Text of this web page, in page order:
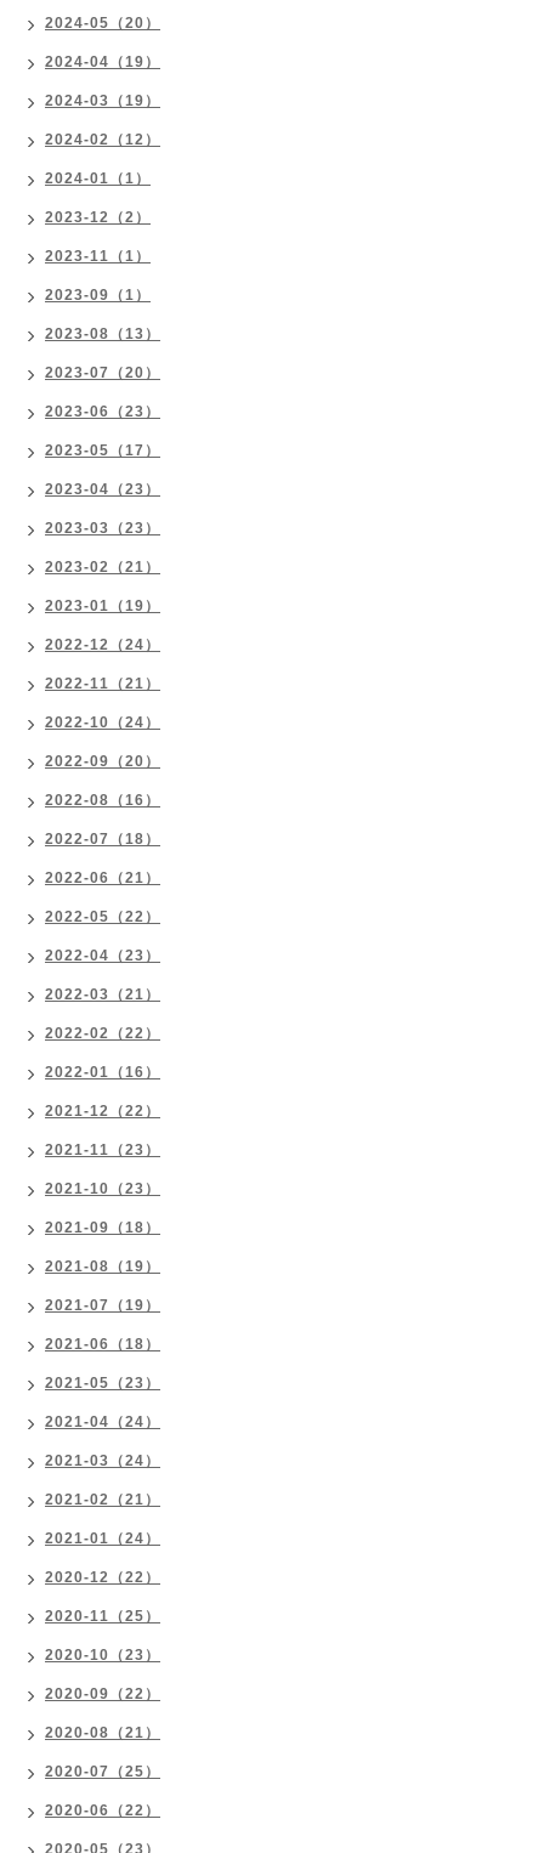
2024-05（20）
2024-04（19）
2024-03（19）
2024-02（12）
2024-01（1）
2023-12（2）
2023-11（1）
2023-09（1）
2023-08（13）
2023-07（20）
2023-06（23）
2023-05（17）
2023-04（23）
2023-03（23）
2023-02（21）
2023-01（19）
2022-12（24）
2022-11（21）
2022-10（24）
2022-09（20）
2022-08（16）
2022-07（18）
2022-06（21）
2022-05（22）
2022-04（23）
2022-03（21）
2022-02（22）
2022-01（16）
2021-12（22）
2021-11（23）
2021-10（23）
2021-09（18）
2021-08（19）
2021-07（19）
2021-06（18）
2021-05（23）
2021-04（24）
2021-03（24）
2021-02（21）
2021-01（24）
2020-12（22）
2020-11（25）
2020-10（23）
2020-09（22）
2020-08（21）
2020-07（25）
2020-06（22）